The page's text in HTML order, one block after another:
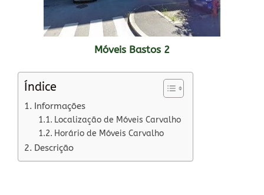
Móveis Bastos 2
Índice
Informações
Localização de Móveis Carvalho
Horário de Móveis Carvalho
Descrição